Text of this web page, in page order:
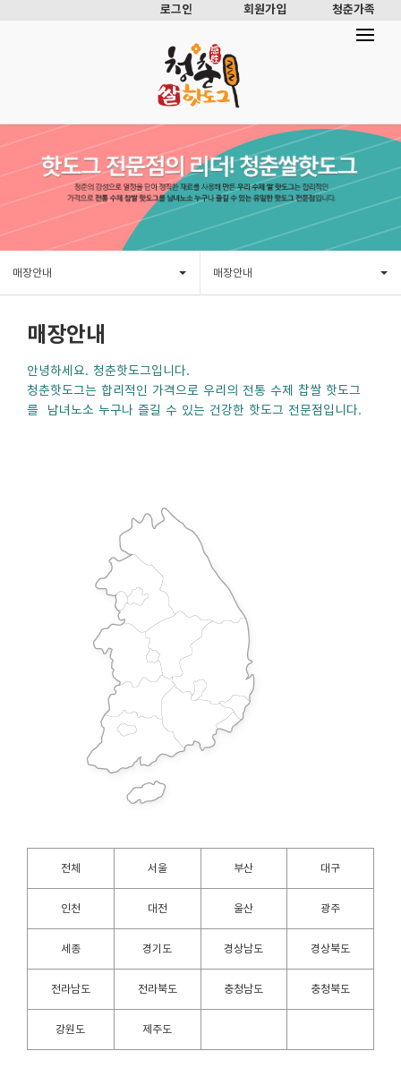
로그인 회원가입 청춘가족
매장안내 매장안내
매장안내
안녕하세요. 청춘핫도그입니다.
청춘핫도그는 합리적인 가격으로 우리의 전통 수제 찹쌀 핫도그
를 남녀노소 누구나 즐길 수 있는 건강한 핫도그 전문점입니다.
전체 서울 부산 대구
인천 대전 울산 광주
세종 경기도 경상남도 경상북도
전라남도 전라북도 충청남도 충청북도
강원도 제주도